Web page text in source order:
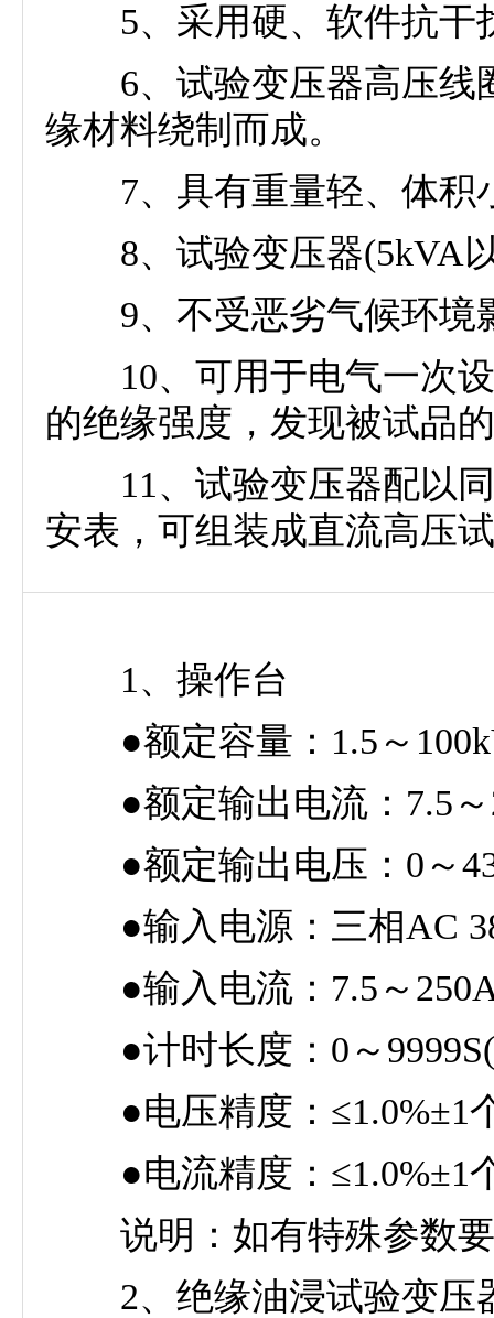
5、采用硬、软件抗干
6、试验变压器高压线
缘材料绕制而成。
7、具有重量轻、体积
8、试验变压器(5kVA以
9、不受恶劣气候环境
10、可用于电气一次设
的绝缘强度，发现被试品
11、试验变压器配以同
安表，可组装成直流高压
1、操作台
●额定容量：1.5～
●额定输出电流：7.5～
●额定输出电压：0～
●输入电源：三相AC
●输入电流：7.5～
●计时长度：0～9999S(
●电压精度：≤1.0%±1
●电流精度：≤1.0%±1
说明：如有特殊参数要
2、绝缘油浸试验变压